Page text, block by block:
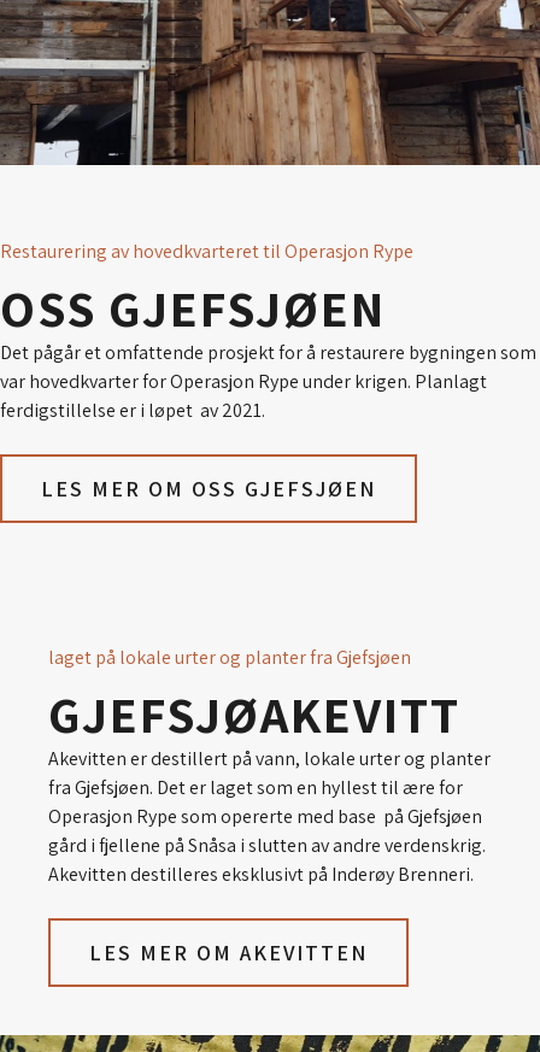
Restaurering av hovedkvarteret til Operasjon Rype
OSS GJEFSJØEN
Det pågår et omfattende prosjekt for å restaurere bygningen som
var hovedkvarter for Operasjon Rype under krigen. Planlagt
ferdigstillelse er i løpet av 2021.
LES MER OM OSS GJEFSJØEN
laget på lokale urter og planter fra Gjefsjøen
GJEFSJØ­AKEVITT
Akevitten er destillert på vann, lokale urter og planter
fra Gjefsjøen. Det er laget som en hyllest til ære for
Operasjon Rype som opererte med base på Gjefsjøen
gård i fjellene på Snåsa i slutten av andre verdenskrig.
Akevitten destilleres eksklusivt på Inderøy Brenneri.
LES MER OM AKEVITTEN